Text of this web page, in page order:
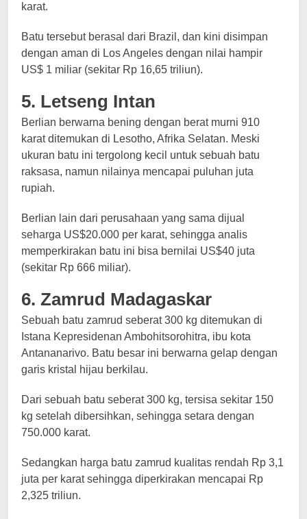
karat.
Batu tersebut berasal dari Brazil, dan kini disimpan
dengan aman di Los Angeles dengan nilai hampir
US$ 1 miliar (sekitar Rp 16,65 triliun).
5. Letseng Intan
Berlian berwarna bening dengan berat murni 910
karat ditemukan di Lesotho, Afrika Selatan. Meski
ukuran batu ini tergolong kecil untuk sebuah batu
raksasa, namun nilainya mencapai puluhan juta
rupiah.
Berlian lain dari perusahaan yang sama dijual
seharga US$20.000 per karat, sehingga analis
memperkirakan batu ini bisa bernilai US$40 juta
(sekitar Rp 666 miliar).
6. Zamrud Madagaskar
Sebuah batu zamrud seberat 300 kg ditemukan di
Istana Kepresidenan Ambohitsorohitra, ibu kota
Antananarivo. Batu besar ini berwarna gelap dengan
garis kristal hijau berkilau.
Dari sebuah batu seberat 300 kg, tersisa sekitar 150
kg setelah dibersihkan, sehingga setara dengan
750.000 karat.
Sedangkan harga batu zamrud kualitas rendah Rp 3,1
juta per karat sehingga diperkirakan mencapai Rp
2,325 triliun.